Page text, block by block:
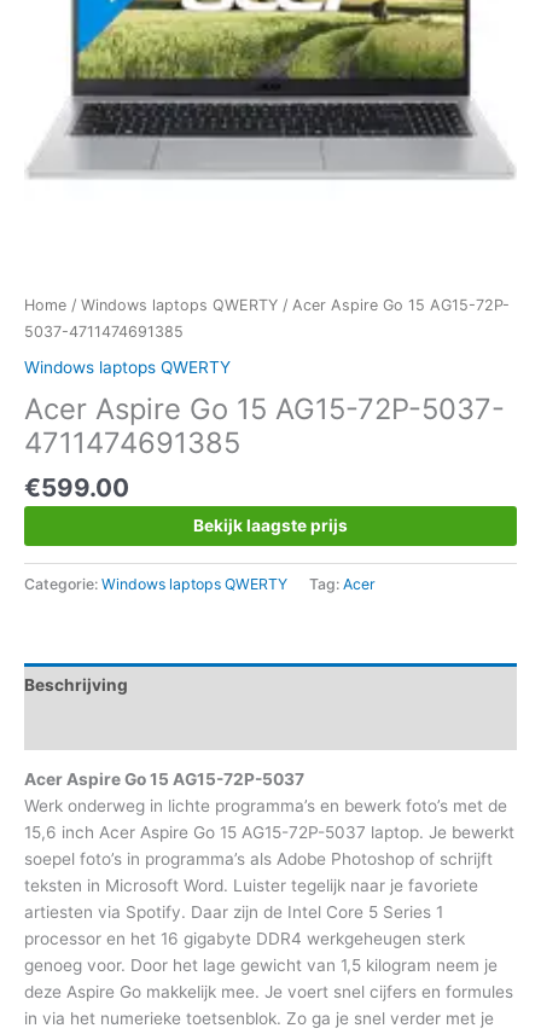
Home / Windows laptops QWERTY / Acer Aspire Go 15 AG15-72P-
5037-4711474691385
Windows laptops QWERTY
Acer Aspire Go 15 AG15-72P-5037-
4711474691385
€599.00
Bekijk laagste prijs
Categorie: Windows laptops QWERTY Tag: Acer
Beschrijving
Acer Aspire Go 15 AG15-72P-5037
Werk onderweg in lichte programma’s en bewerk foto’s met de
15,6 inch Acer Aspire Go 15 AG15-72P-5037 laptop. Je bewerkt
soepel foto’s in programma’s als Adobe Photoshop of schrijft
teksten in Microsoft Word. Luister tegelijk naar je favoriete
artiesten via Spotify. Daar zijn de Intel Core 5 Series 1
processor en het 16 gigabyte DDR4 werkgeheugen sterk
genoeg voor. Door het lage gewicht van 1,5 kilogram neem je
deze Aspire Go makkelijk mee. Je voert snel cijfers en formules
in via het numerieke toetsenblok. Zo ga je snel verder met je